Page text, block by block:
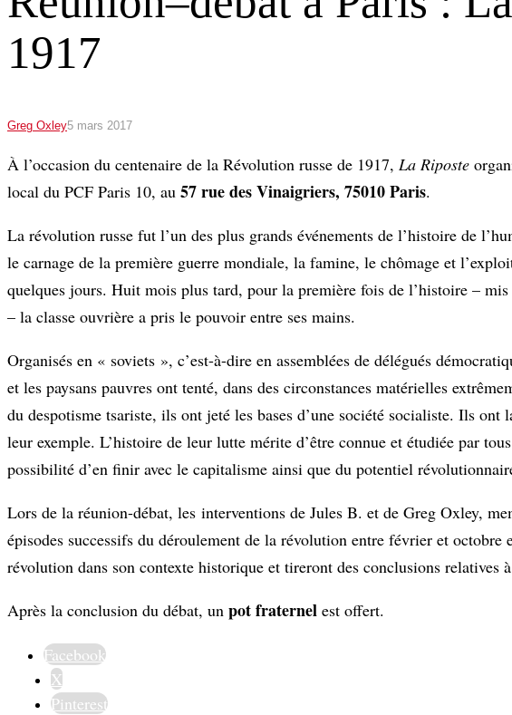
1917
Greg Oxley5 mars 2017
À l’occasion du centenaire de la Révolution russe de 1917, La Riposte
local du PCF Paris 10, au 57 rue des Vinaigriers, 75010 Paris.
La révolution russe fut l’un des plus grands événements de l’histoire de
le carnage de la première guerre mondiale, la famine, le chômage et
quelques jours. Huit mois plus tard, pour la première fois de l’histoire –
– la classe ouvrière a pris le pouvoir entre ses mains.
Organisés en « soviets », c’est-à-dire en assemblées de délégués
et les paysans pauvres ont tenté, dans des circonstances matérielles
du despotisme tsariste, ils ont jeté les bases d’une société socialiste. Ils
leur exemple. L’histoire de leur lutte mérite d’être connue et étudiée par
possibilité d’en finir avec le capitalisme ainsi que du potentiel
Lors de la réunion-débat, les interventions de Jules B. et de Greg Oxley,
épisodes successifs du déroulement de la révolution entre février et
révolution dans son contexte historique et tireront des conclusions
Après la conclusion du débat, un pot fraternel est offert.
Facebook
X
Pinterest